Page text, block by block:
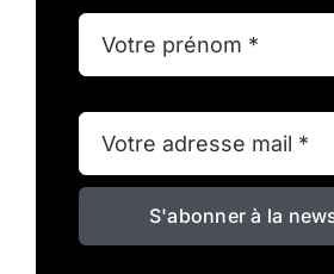
S'abonner à la